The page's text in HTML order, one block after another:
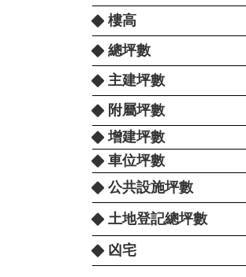
樓高
總坪數
主建坪數
附屬坪數
增建坪數
車位坪數
公共設施坪數
土地登記總坪數
凶宅